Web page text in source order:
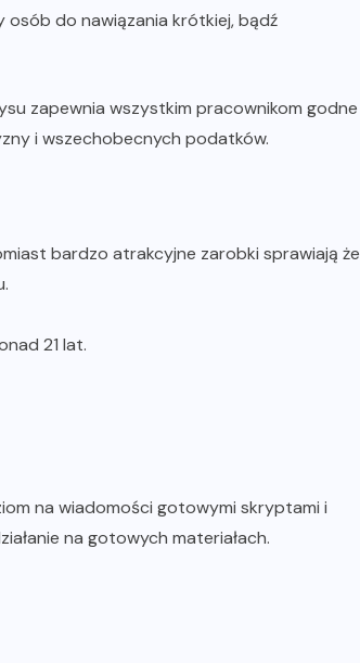
osób do nawiązania krótkiej, bądź
zapewnia wszystkim pracownikom godne
i wszechobecnych podatków.
bardzo atrakcyjne zarobki sprawiają że
21 lat.
na wiadomości gotowymi skryptami i
na gotowych materiałach.